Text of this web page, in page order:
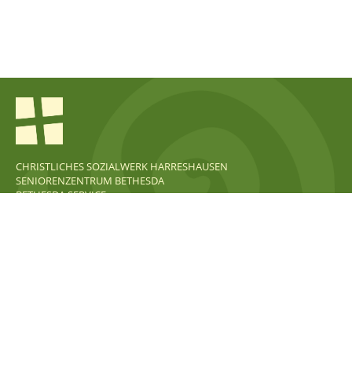
CHRISTLICHES SOZIALWERK HARRESHAUSEN
SENIORENZENTRUM BETHESDA
BETHESDA SERVICE